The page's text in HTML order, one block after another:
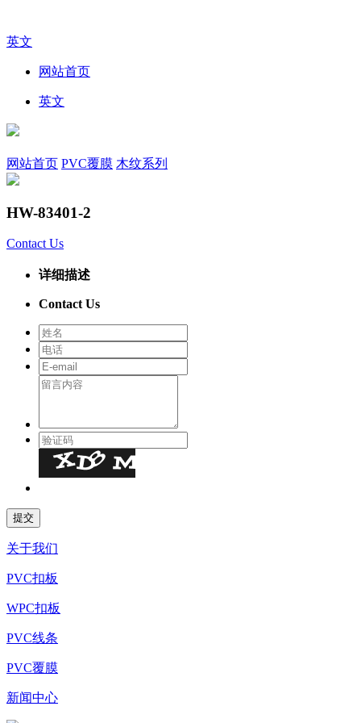
英文
网站首页
英文
网站首页 PVC覆膜 木纹系列
HW-83401-2
Contact Us
详细描述
Contact Us
关于我们
PVC扣板
WPC扣板
PVC线条
PVC覆膜
新闻中心